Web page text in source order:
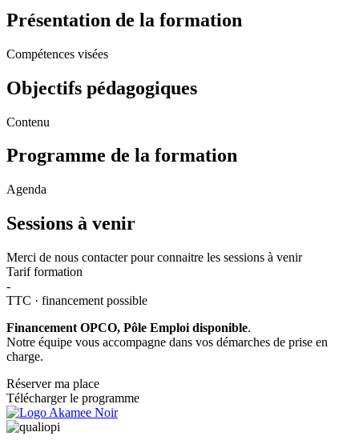
Présentation de la formation
Compétences visées
Objectifs pédagogiques
Contenu
Programme de la formation
Agenda
Sessions à venir
Merci de nous contacter pour connaitre les sessions à venir
Tarif formation
-
TTC · financement possible
Financement OPCO, Pôle Emploi disponible.
Notre équipe vous accompagne dans vos démarches de prise en
charge.
Réserver ma place
Télécharger le programme